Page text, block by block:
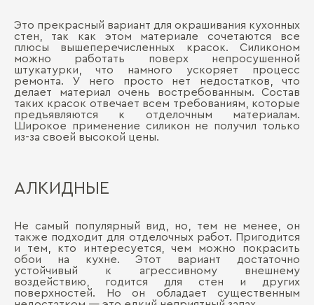
Это прекрасный вариант для окрашивания кухонных
стен, так как этом материале сочетаются все
плюсы вышеперечисленных красок. Силиконом
можно работать поверх непросушенной
штукатурки, что намного ускоряет процесс
ремонта. У него просто нет недостатков, что
делает материал очень востребованным. Состав
таких красок отвечает всем требованиям, которые
предъявляются к отделочным материалам.
Широкое применение силикон не получил только
из-за своей высокой цены.
АЛКИДНЫЕ
Не самый популярный вид, но, тем не менее, он
также подходит для отделочных работ. Пригодится
и тем, кто интересуется, чем можно покрасить
обои на кухне. Этот вариант достаточно
устойчивый к агрессивному внешнему
воздействию, годится для стен и других
поверхностей. Но он обладает существенным